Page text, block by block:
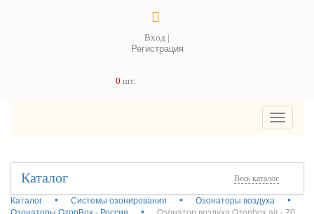
Вход |
Регистрация
0 шт.
Toggle
Каталог Весь каталог
Каталог Системы озонирования
Озонаторы воздуха